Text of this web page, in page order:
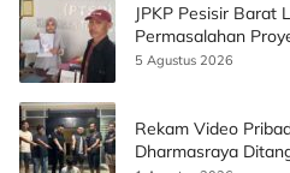
JPKP Pesisir Barat
Permasalahan
5 Agustus 2026
Rekam Video
Dharmasraya